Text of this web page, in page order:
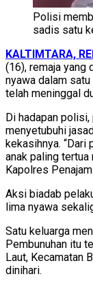
Polisi
sadis satu
KALTIMTARA,
(16), remaja yang
nyawa dalam
telah meninggal
Di hadapan
menyetubuhi
kekasihnya. “Dari
anak paling tertua
Kapolres
Aksi biadab
lima nyawa
Satu keluarga
Pembunuhan itu
Laut, Kecamatan
dinihari.